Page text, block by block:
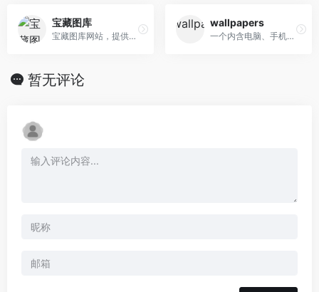
宝藏图库
宝藏图库网站，提供海量高清壁纸资源，动漫、游戏、美女、风景等壁纸类型应有尽有。轻松下载心仪壁纸，装点您的电脑。壁纸大全任你挑选，尽在宝藏图库！
wallpapers
一个内含电脑、手机高清壁纸分享的网站，无版权
暂无评论